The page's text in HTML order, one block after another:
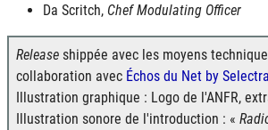
Da Scritch, Chef Modulating Officer
Release shippée avec les moyens
collaboration avec Échos du Net by Selectra
Illustration graphique : Logo de l'ANFR,
Illustration sonore de l'introduction : «